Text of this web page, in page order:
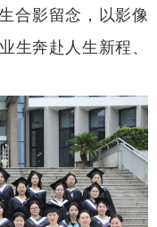
合影留念，以影像
生奔赴人生新程、